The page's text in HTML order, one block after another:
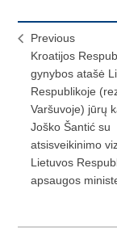
Previous
Kroatijos
gynybos atašė
Respublikoje
Varšuvoje) jūrų
Joško Šantić su
atsisveikinimo
Lietuvos
apsaugos